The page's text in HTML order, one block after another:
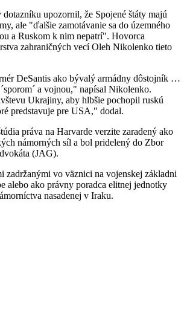
upozornil, že Spojené štáty majú
ale "ďalšie zamotávanie sa do územného
a Ruskom k nim nepatrí". Hovorca
zahraničných vecí Oleh Nikolenko tieto
DeSantis ako bývalý armádny dôstojník …
a vojnou," napísal Nikolenko.
Ukrajiny, aby hlbšie pochopil ruskú
predstavuje pre USA," dodal.
práva na Harvarde verzite zaradený ako
námorných síl a bol pridelený do Zbor
(JAG).
zadržanými vo väznici na vojenskej základni
alebo ako právny poradca elitnej jednotky
nasadenej v Iraku.